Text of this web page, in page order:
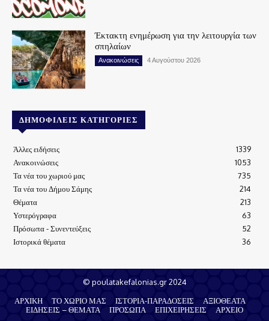
Έκτακτη ενημέρωση για την λειτουργία των
σπηλαίων
Ανακοινώσεις 4 Αυγούστου 2026
ΔΗΜΟΦΙΛΕΊΣ ΚΑΤΗΓΟΡΊΕΣ
Άλλες ειδήσεις
1339
Ανακοινώσεις
1053
Τα νέα του χωριού μας
735
Τα νέα του Δήμου Σάμης
214
Θέματα
213
Υστερόγραφα
63
Πρόσωπα - Συνεντεύξεις
52
Ιστορικά θέματα
36
© poulatakefalonias.gr 2024
ΑΡΧΙΚΗ
ΤΟ ΧΩΡΙΟ ΜΑΣ ΙΣΤΟΡΙΑ-ΠΑΡΑΔΟΣΕΙΣ
ΑΞΙΟΘΕΑΤΑ
ΕΙΔΗΣΕΙΣ – ΘΕΜΑΤΑ
ΠΡΟΣΩΠΑ ΕΠΙΧΕΙΡΗΣΕΙΣ ΑΡΧΕΙΟ